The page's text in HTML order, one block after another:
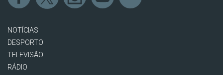
NOTÍCIAS
DESPORTO
TELEVISÃO
RÁDIO